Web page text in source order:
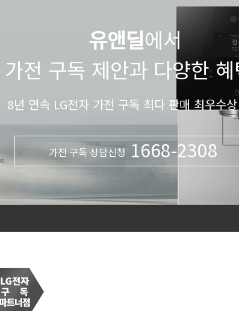
유앤딜에서
전 구독 제안과 다양한
8년 연속 LG전자 가전 구독 최다 판매 최우수
가전 구독 상담신청1668-2308